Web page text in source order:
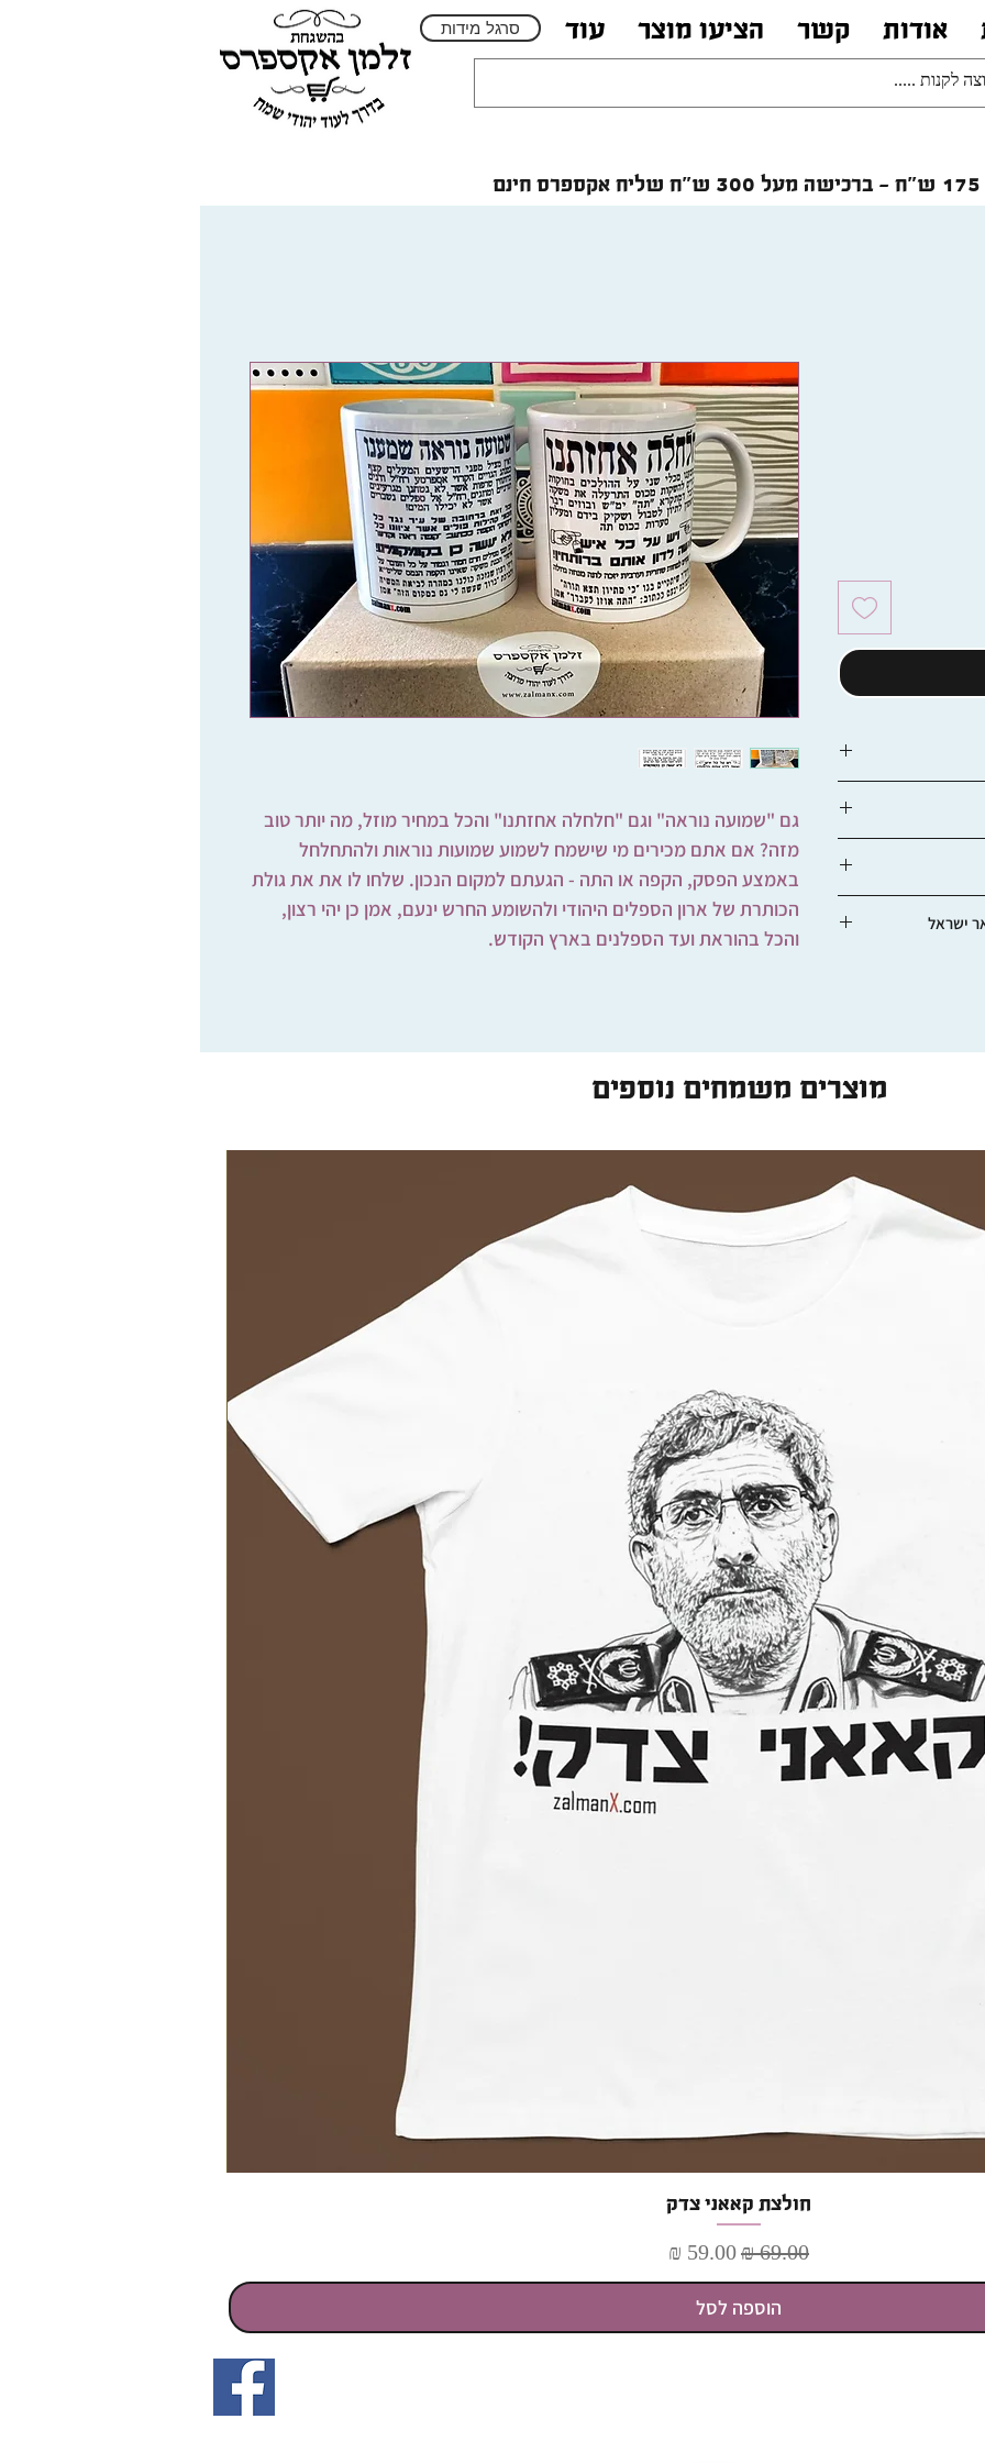
סרגל מידות אודות קשר הציעו מוצר עוד
רכישה מעל 300 ש"ח שליח אקספרס חינם
גם "שמועה נוראה" וגם "חלחלה אחזתנו" והכל במחיר מוזל, מה יותר טוב
מזה? אם אתם מכירים מי שישמח לשמוע שמועות נוראות ולהתחלחל
באמצע הפסק, הקפה או התה - הגעתם למקום הנכון. שלחו לו את את גולת
הכותרת של ארון הספלים היהודי ולהשומע החרש ינעם, אמן כן יהי רצון,
והכל בהוראת ועד הספלנים בארץ הקודש.
לדואר הלאומי יש
ישראל שם ספלו על
ספלים שנשלחו
ישראל
מאבדן. לכן אנו
מוצרים משמחים נוספים
תצוגה מהירה
חולצת קאאני צדק
מחיר רגילמחיר מבצע
הוספה לסל